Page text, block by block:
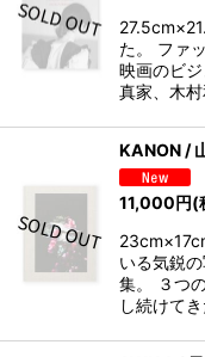
た。 ファ
映画のビ
真家、木
KANON /
11,000円(
いる気鋭
集。 ３つ
し続けて